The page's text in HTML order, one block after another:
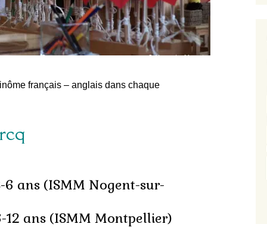
français – anglais dans chaque
ans (ISMM Nogent-sur-
12 ans (ISMM Montpellier)